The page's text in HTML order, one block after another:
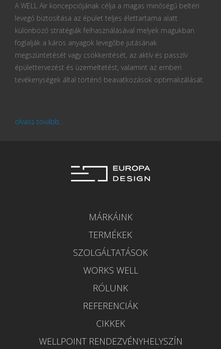
A WELL Air koncepciójának célja a magas minőségű beltéri
levegő biztosítása az épület teljes élettartama alatt
különböző stratégiák felhasználásával melyek magukban
foglalják a káros anyagok levegőbe jutásának
megszüntetését vagy csökkentését, az aktív és passzív
épülettervezést és üzemeltetést, valamint az emberi
tevékenységek által történő beavatkozások optimalizálását.
olvass tovább...
MÁRKÁINK
TERMÉKEK
SZOLGÁLTATÁSOK
WORKS WELL
RÓLUNK
REFERENCIÁK
CIKKEK
WELLPOINT RENDEZVÉNYHELYSZÍN